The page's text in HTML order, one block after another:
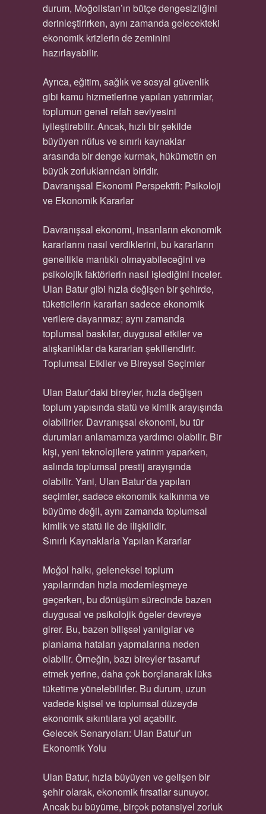
durum, Moğolistan’ın bütçe dengesizliğini
derinleştirirken, aynı zamanda gelecekteki
ekonomik krizlerin de zeminini
hazırlayabilir.
Ayrıca, eğitim, sağlık ve sosyal güvenlik
gibi kamu hizmetlerine yapılan yatırımlar,
toplumun genel refah seviyesini
iyileştirebilir. Ancak, hızlı bir şekilde
büyüyen nüfus ve sınırlı kaynaklar
arasında bir denge kurmak, hükümetin en
büyük zorluklarından biridir.
Davranışsal Ekonomi Perspektifi: Psikoloji
ve Ekonomik Kararlar
Davranışsal ekonomi, insanların ekonomik
kararlarını nasıl verdiklerini, bu kararların
genellikle mantıklı olmayabileceğini ve
psikolojik faktörlerin nasıl işlediğini inceler.
Ulan Batur gibi hızla değişen bir şehirde,
tüketicilerin kararları sadece ekonomik
verilere dayanmaz; aynı zamanda
toplumsal baskılar, duygusal etkiler ve
alışkanlıklar da kararları şekillendirir.
Toplumsal Etkiler ve Bireysel Seçimler
Ulan Batur’daki bireyler, hızla değişen
toplum yapısında statü ve kimlik arayışında
olabilirler. Davranışsal ekonomi, bu tür
durumları anlamamıza yardımcı olabilir. Bir
kişi, yeni teknolojilere yatırım yaparken,
aslında toplumsal prestij arayışında
olabilir. Yani, Ulan Batur’da yapılan
seçimler, sadece ekonomik kalkınma ve
büyüme değil, aynı zamanda toplumsal
kimlik ve statü ile de ilişkilidir.
Sınırlı Kaynaklarla Yapılan Kararlar
Moğol halkı, geleneksel toplum
yapılarından hızla modernleşmeye
geçerken, bu dönüşüm sürecinde bazen
duygusal ve psikolojik ögeler devreye
girer. Bu, bazen bilişsel yanılgılar ve
planlama hataları yapmalarına neden
olabilir. Örneğin, bazı bireyler tasarruf
etmek yerine, daha çok borçlanarak lüks
tüketime yönelebilirler. Bu durum, uzun
vadede kişisel ve toplumsal düzeyde
ekonomik sıkıntılara yol açabilir.
Gelecek Senaryoları: Ulan Batur’un
Ekonomik Yolu
Ulan Batur, hızla büyüyen ve gelişen bir
şehir olarak, ekonomik fırsatlar sunuyor.
Ancak bu büyüme, birçok potansiyel zorluk